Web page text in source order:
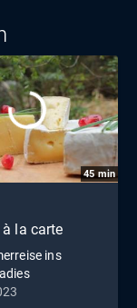
45 min
à la carte
ins